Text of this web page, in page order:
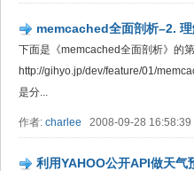
memcached全面剖析–2.
下面是《memcached全面剖析》的
http://gihyo.jp/dev/feature/01/
是分...
作者: charlee 2008-09-28 16:58:39
利用YAHOO公开API做天气